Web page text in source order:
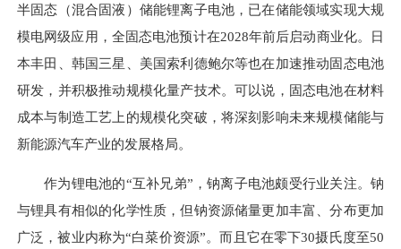
半固态（混合固液）储能锂离子电池，已在储能领域实现大规
模电网级应用，全固态电池预计在2028年前后启动商业化。日
本丰田、韩国三星、美国索利德鲍尔等也在加速推动固态电池
研发，并积极推动规模化量产技术。可以说，固态电池在材料
成本与制造工艺上的规模化突破，将深刻影响未来规模储能与
新能源汽车产业的发展格局。
作为锂电池的“互补兄弟”，钠离子电池颇受行业关注。钠
与锂具有相似的化学性质，但钠资源储量更加丰富、分布更加
广泛，被业内称为“白菜价资源”。而且它在零下30摄氏度至50